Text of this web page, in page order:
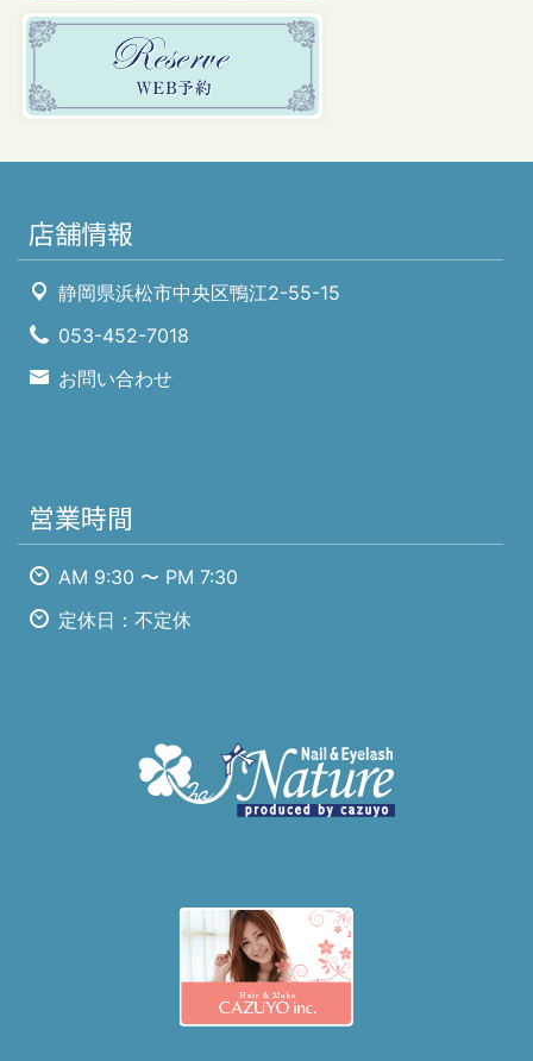
店舗情報
静岡県浜松市中央区鴨江2-55-15
053-452-7018
お問い合わせ
営業時間
AM 9:30 〜 PM 7:30
定休日：不定休